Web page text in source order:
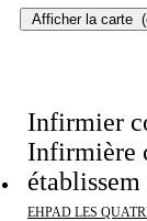
Afficher la carte
Infirmier
Infirmière
EHPAD LES